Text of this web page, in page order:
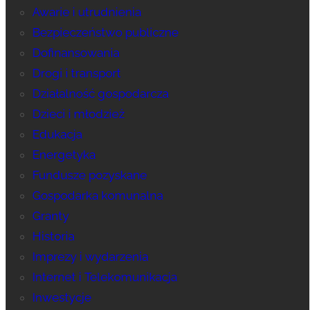
Awarie i utrudnienia
Bezpieczeństwo publiczne
Dofinansowania
Drogi i transport
Działalność gospodarcza
Dzieci i młodzież
Edukacja
Energetyka
Fundusze pozyskane
Gospodarka komunalna
Granty
Historia
Imprezy i wydarzenia
Internet i Telekomunikacja
Inwestycje